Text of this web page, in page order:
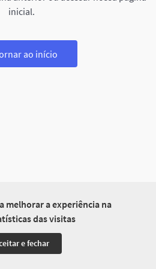
melhorar a experiência na
das visitas
e fechar
inicial.
ao início